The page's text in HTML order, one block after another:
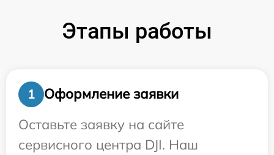
Этапы работы
1
Оформление заявки
Оставьте заявку на сайте
сервисного центра DJI. Наш